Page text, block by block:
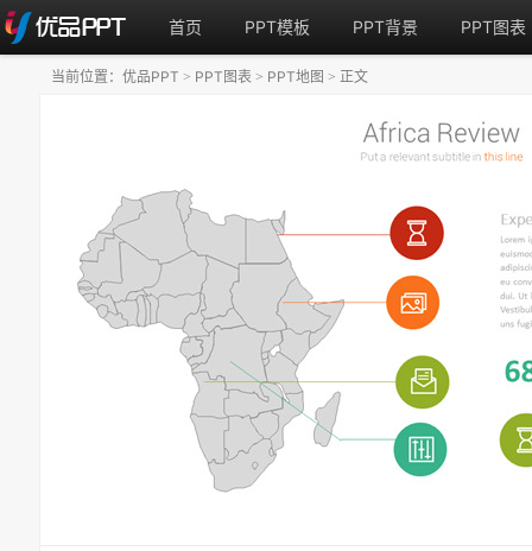
首页 PPT模板 PPT背景 PPT图表
当前位置： 优品PPT > PPT图表 > PPT地图 > 正文